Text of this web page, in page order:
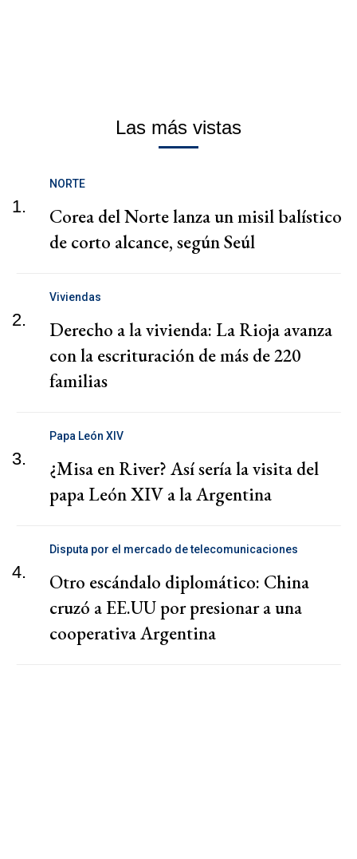
Las más vistas
1.
NORTE
Corea del Norte lanza un misil balístico
de corto alcance, según Seúl
2.
Viviendas
Derecho a la vivienda: La Rioja avanza
con la escrituración de más de 220
familias
3.
Papa León XIV
¿Misa en River? Así sería la visita del
papa León XIV a la Argentina
4.
Disputa por el mercado de telecomunicaciones
Otro escándalo diplomático: China
cruzó a EE.UU por presionar a una
cooperativa Argentina